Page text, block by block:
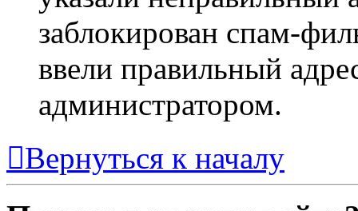
заблокирован спам-
ввели правильный
администратором.
Вернуться к началу